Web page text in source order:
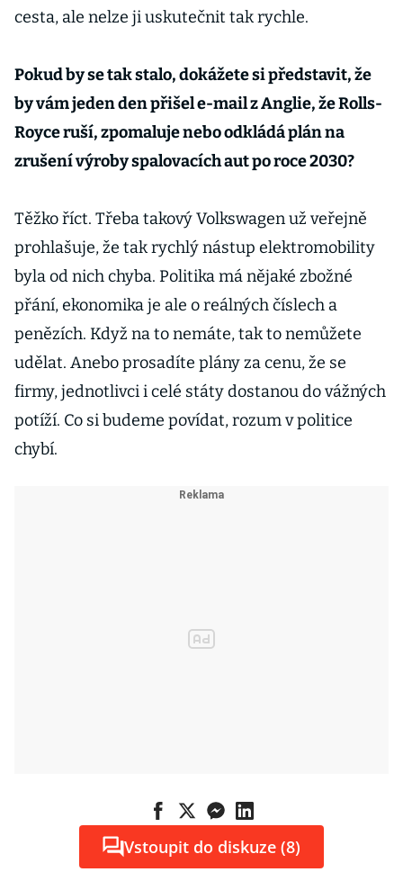
cesta, ale nelze ji uskutečnit tak rychle.
Pokud by se tak stalo, dokážete si představit, že
by vám jeden den přišel e-mail z Anglie, že Rolls-
Royce ruší, zpomaluje nebo odkládá plán na
zrušení výroby spalovacích aut po roce 2030?
Těžko říct. Třeba takový Volkswagen už veřejně
prohlašuje, že tak rychlý nástup elektromobility
byla od nich chyba. Politika má nějaké zbožné
přání, ekonomika je ale o reálných číslech a
penězích. Když na to nemáte, tak to nemůžete
udělat. Anebo prosadíte plány za cenu, že se
firmy, jednotlivci i celé státy dostanou do vážných
potíží. Co si budeme povídat, rozum v politice
chybí.
Vstoupit do diskuze (8)